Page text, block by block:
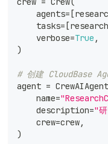
    agents
= [
    tasks
= [
    verbose
=True ,
)
# 创建 CloudBase
agent = CrewAIAgent
    name
=
    description
="
    crew
=crew,
)